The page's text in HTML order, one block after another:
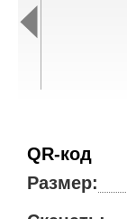
QR-код
Размер: